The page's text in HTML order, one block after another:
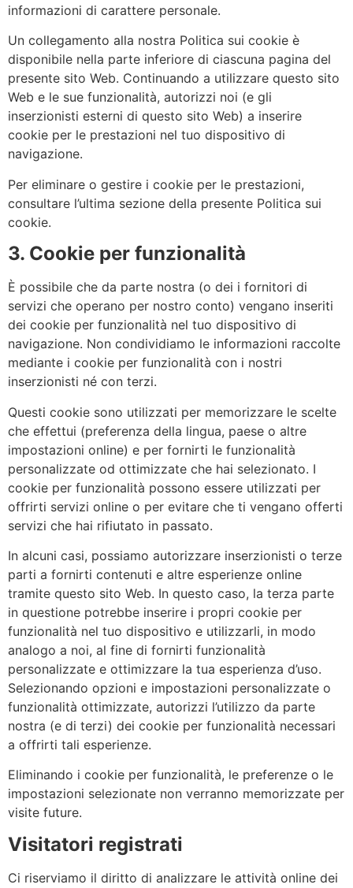
informazioni di carattere personale.
Un collegamento alla nostra Politica sui cookie è
disponibile nella parte inferiore di ciascuna pagina del
presente sito Web. Continuando a utilizzare questo sito
Web e le sue funzionalità, autorizzi noi (e gli
inserzionisti esterni di questo sito Web) a inserire
cookie per le prestazioni nel tuo dispositivo di
navigazione.
Per eliminare o gestire i cookie per le prestazioni,
consultare l’ultima sezione della presente Politica sui
cookie.
3. Cookie per funzionalità
È possibile che da parte nostra (o dei i fornitori di
servizi che operano per nostro conto) vengano inseriti
dei cookie per funzionalità nel tuo dispositivo di
navigazione. Non condividiamo le informazioni raccolte
mediante i cookie per funzionalità con i nostri
inserzionisti né con terzi.
Questi cookie sono utilizzati per memorizzare le scelte
che effettui (preferenza della lingua, paese o altre
impostazioni online) e per fornirti le funzionalità
personalizzate od ottimizzate che hai selezionato. I
cookie per funzionalità possono essere utilizzati per
offrirti servizi online o per evitare che ti vengano offerti
servizi che hai rifiutato in passato.
In alcuni casi, possiamo autorizzare inserzionisti o terze
parti a fornirti contenuti e altre esperienze online
tramite questo sito Web. In questo caso, la terza parte
in questione potrebbe inserire i propri cookie per
funzionalità nel tuo dispositivo e utilizzarli, in modo
analogo a noi, al fine di fornirti funzionalità
personalizzate e ottimizzare la tua esperienza d’uso.
Selezionando opzioni e impostazioni personalizzate o
funzionalità ottimizzate, autorizzi l’utilizzo da parte
nostra (e di terzi) dei cookie per funzionalità necessari
a offrirti tali esperienze.
Eliminando i cookie per funzionalità, le preferenze o le
impostazioni selezionate non verranno memorizzate per
visite future.
Visitatori registrati
Ci riserviamo il diritto di analizzare le attività online dei